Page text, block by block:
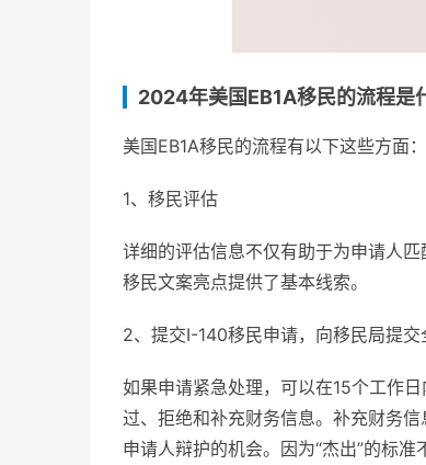
2024年美国EB1A移民的流程是
美国EB1A移民的流程有以下这些方面：
1、移民评估
详细的评估信息不仅有助于为申请人
移民文案亮点提供了基本线索。
2、提交I-140移民申请，向移民局提交
如果申请紧急处理，可以在15个工作
过、拒绝和补充财务信息。补充财务
申请人辩护的机会。因为“杰出”的标